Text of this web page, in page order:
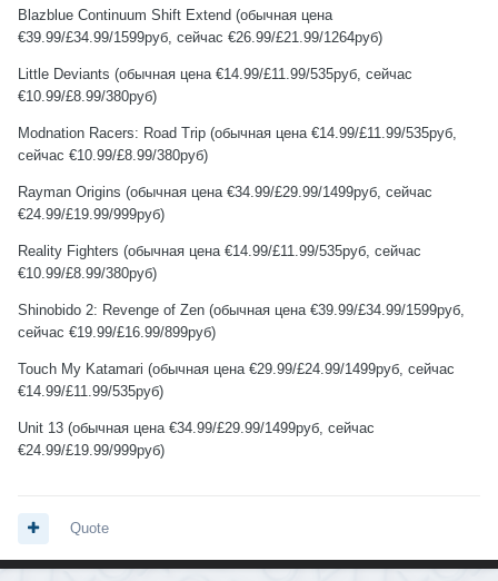
Blazblue Continuum Shift Extend (обычная цена
€39.99/£34.99/1599руб, сейчас €26.99/£21.99/1264руб)
Little Deviants (обычная цена €14.99/£11.99/535руб, сейчас
€10.99/£8.99/380руб)
Modnation Racers: Road Trip (обычная цена €14.99/£11.99/535руб,
сейчас €10.99/£8.99/380руб)
Rayman Origins (обычная цена €34.99/£29.99/1499руб, сейчас
€24.99/£19.99/999руб)
Reality Fighters (обычная цена €14.99/£11.99/535руб, сейчас
€10.99/£8.99/380руб)
Shinobido 2: Revenge of Zen (обычная цена €39.99/£34.99/1599руб,
сейчас €19.99/£16.99/899руб)
Touch My Katamari (обычная цена €29.99/£24.99/1499руб, сейчас
€14.99/£11.99/535руб)
Unit 13 (обычная цена €34.99/£29.99/1499руб, сейчас
€24.99/£19.99/999руб)
Quote